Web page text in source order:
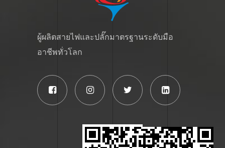
ผู้ผลิตสายไฟและปลั๊กมาตรฐานระดับมือ
อาชีพทั่วโลก